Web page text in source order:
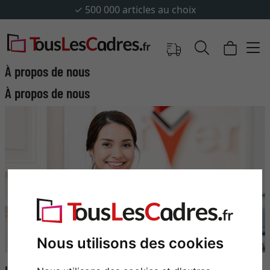
Nous utilisons des cookies
✓ 500 000 articles au choix
À propos de nous
À propos de nous